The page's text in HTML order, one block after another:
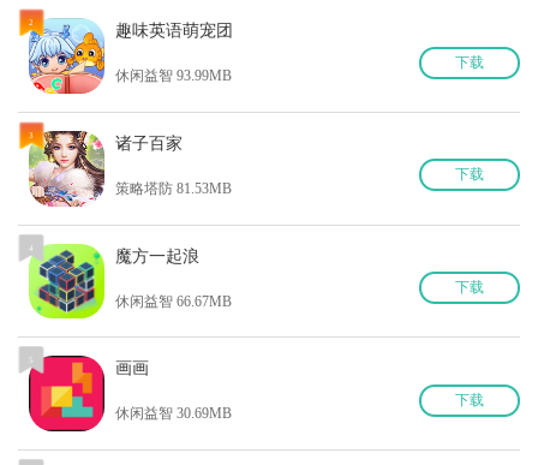
2 趣味英语萌宠团
休闲益智 93.99MB
下载
3 诸子百家
策略塔防 81.53MB
下载
4 魔方一起浪
休闲益智 66.67MB
下载
5 画画
休闲益智 30.69MB
下载